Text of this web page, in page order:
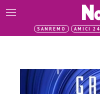
SANREMO AMICI 24